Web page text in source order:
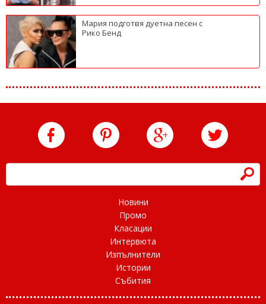
Мария подготвя дуетна песен с
Рико Бенд
h
Новини
Промо
Класации
Интервюта
Изпълнители
Истории
Събития